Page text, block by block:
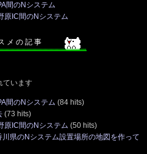
間のNシステム
原IC間のNシステム
メ の 記 事
ています
間のNシステム (84 hits)
(73 hits)
原IC間のNシステム (50 hits)
県のNシステム設置場所の地図を作って